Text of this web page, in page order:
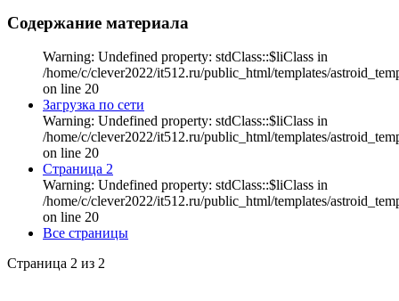
Содержание материала
Warning: Undefined property: stdClass::$liClass in
/home/c/clever2022/it512.ru/public_html/templates/
on line 20
Загрузка по сети
Warning: Undefined property: stdClass::$liClass in
/home/c/clever2022/it512.ru/public_html/templates/
on line 20
Страница 2
Warning: Undefined property: stdClass::$liClass in
/home/c/clever2022/it512.ru/public_html/templates/
on line 20
Все страницы
Страница 2 из 2